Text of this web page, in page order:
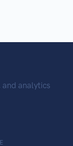
analytics